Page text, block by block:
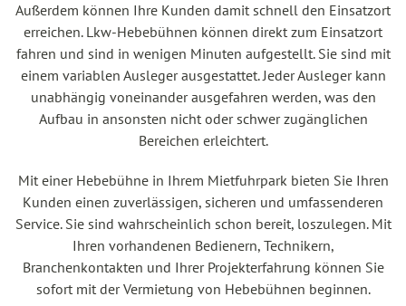
Außerdem können Ihre Kunden damit schnell den Einsatzort
erreichen. Lkw-Hebebühnen können direkt zum Einsatzort
fahren und sind in wenigen Minuten aufgestellt. Sie sind mit
einem variablen Ausleger ausgestattet. Jeder Ausleger kann
unabhängig voneinander ausgefahren werden, was den
Aufbau in ansonsten nicht oder schwer zugänglichen
Bereichen erleichtert.
Mit einer Hebebühne in Ihrem Mietfuhrpark bieten Sie Ihren
Kunden einen zuverlässigen, sicheren und umfassenderen
Service. Sie sind wahrscheinlich schon bereit, loszulegen. Mit
Ihren vorhandenen Bedienern, Technikern,
Branchenkontakten und Ihrer Projekterfahrung können Sie
sofort mit der Vermietung von Hebebühnen beginnen.